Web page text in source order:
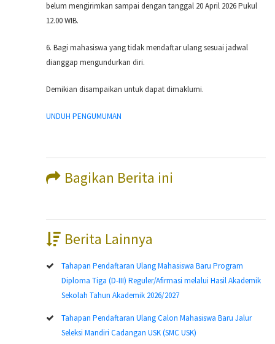
belum mengirimkan sampai dengan tanggal 20 April 2026Pukul
12.00 WIB.
6. Bagi mahasiswa yang tidak mendaftar ulang sesuai jadwal
dianggap mengundurkan diri.
Demikian disampaikan untuk dapat dimaklumi.
UNDUH PENGUMUMAN
Bagikan Berita ini
Berita Lainnya
Tahapan Pendaftaran Ulang Mahasiswa Baru Program
Diploma Tiga (D-III) Reguler/Afirmasi melalui Hasil Akademik
Sekolah Tahun Akademik 2026/2027
Tahapan Pendaftaran Ulang Calon Mahasiswa Baru Jalur
Seleksi Mandiri Cadangan USK (SMC USK)